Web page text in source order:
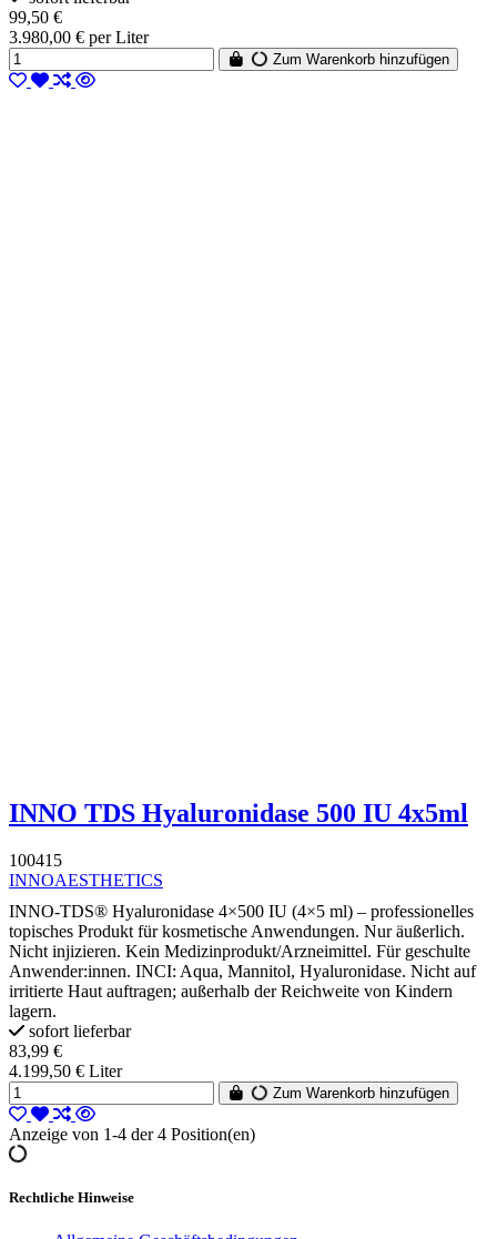
99,50 €
3.980,00 € per Liter
Zum Warenkorb hinzufügen
INNO TDS Hyaluronidase 500 IU 4x5ml
100415
INNOAESTHETICS
INNO-TDS® Hyaluronidase 4×500 IU (4×5 ml) – professionelles
topisches Produkt für kosmetische Anwendungen. Nur äußerlich.
Nicht injizieren. Kein Medizinprodukt/Arzneimittel. Für geschulte
Anwender:innen. INCI: Aqua, Mannitol, Hyaluronidase. Nicht auf
irritierte Haut auftragen; außerhalb der Reichweite von Kindern
lagern.
sofort lieferbar
83,99 €
4.199,50 € Liter
Zum Warenkorb hinzufügen
Anzeige von 1-4 der 4 Position(en)
Rechtliche Hinweise